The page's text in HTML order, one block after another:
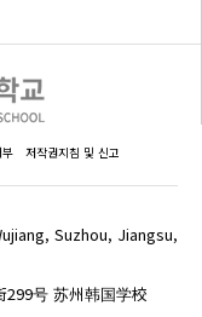
저작권지침 및 신고
Suzhou, Jiangsu,
号 苏州韩国学校